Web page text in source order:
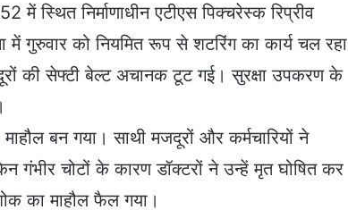
स्थित निर्माणाधीन एटीएस पिक्चरेस्क रिप्रीव
को नियमित रूप से शटरिंग का कार्य चल रहा
की सेफ्टी बेल्ट अचानक टूट गई। सुरक्षा उपकरण के
बन गया। साथी मजदूरों और कर्मचारियों ने
गंभीर चोटों के कारण डॉक्टरों ने उन्हें मृत घोषित कर
का माहौल फैल गया।